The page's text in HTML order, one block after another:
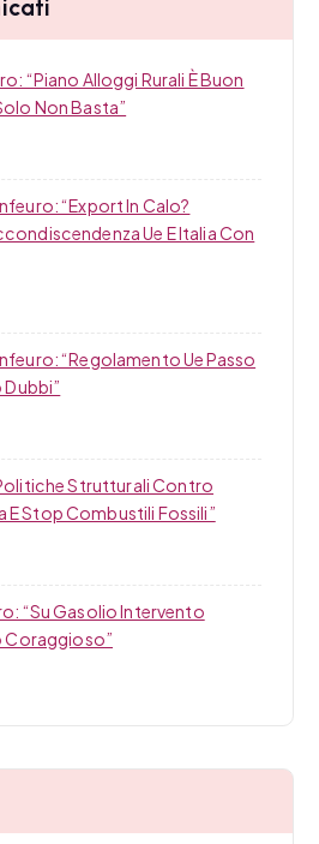
“Piano Alloggi Rurali È Buon
Non Basta”
“Export In Calo?
Ue E Italia Con
“Regolamento Ue Passo
Dubbi”
Strutturali Contro
Stop Combustili Fossili”
“Su Gasolio Intervento
Coraggioso”